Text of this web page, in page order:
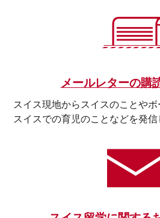
メールレターの購
スイス現地からスイスのことやボ
スイスでの育児のことなどを発信